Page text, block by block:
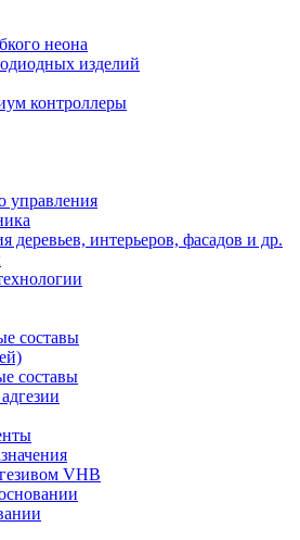
неона
изделий
контроллеры
управления
деревьев, интерьеров, фасадов и др.
составы
составы
VHB